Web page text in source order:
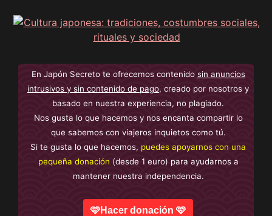
En Japón Secreto te ofrecemos contenido sin anuncios
intrusivos y sin contenido de pago, creado por nosotros y
basado en nuestra experiencia, no plagiado.
Nos gusta lo que hacemos y nos encanta compartir lo
que sabemos con viajeros inquietos como tú.
Si te gusta lo que hacemos, puedes apoyarnos con una
pequeña donación (desde 1 euro) para ayudarnos a
mantener nuestra independencia.
🩷Hacer donación 🩷